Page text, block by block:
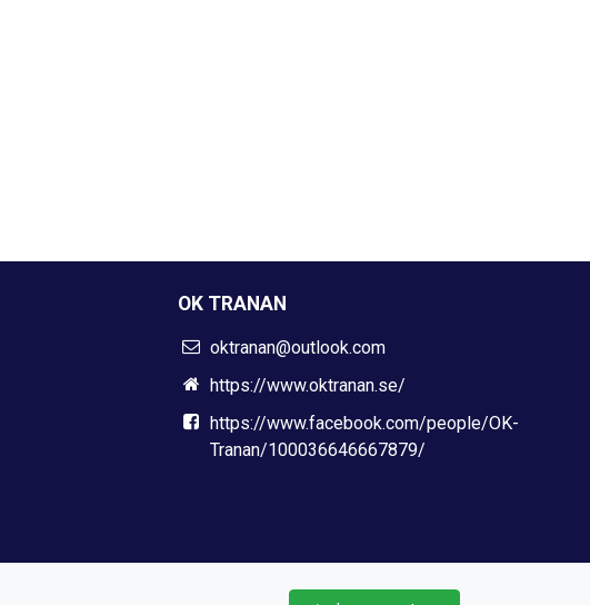
OK TRANAN
oktranan@outlook.com
https://www.oktranan.se/
https://www.facebook.com/people/OK-
Tranan/100036646667879/